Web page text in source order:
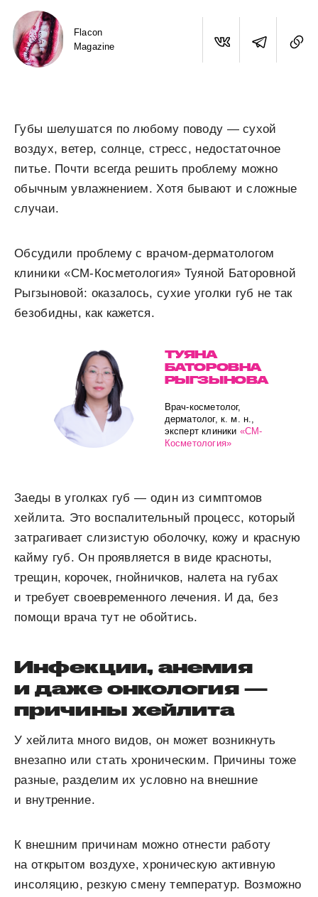
Flacon
Magazine
Губы шелушатся по любому поводу — сухой
воздух, ветер, солнце, стресс, недостаточное
питье. Почти всегда решить проблему можно
обычным увлажнением. Хотя бывают и сложные
случаи.
Обсудили проблему с врачом-дерматологом
клиники «СМ-Косметология» Туяной Баторовной
Рыгзыновой: оказалось, сухие уголки губ не так
безобидны, как кажется.
ТУЯНА
БАТОРОВНА
РЫГЗЫНОВА
Врач-косметолог,
дерматолог, к. м. н.,
эксперт клиники «СМ-
Косметология»
Заеды в уголках губ — один из симптомов
хейлита. Это воспалительный процесс, который
затрагивает слизистую оболочку, кожу и красную
кайму губ. Он проявляется в виде красноты,
трещин, корочек, гнойничков, налета на губах
и требует своевременного лечения. И да, без
помощи врача тут не обойтись.
Инфекции, анемия
и даже онкология —
причины хейлита
У хейлита много видов, он может возникнуть
внезапно или стать хроническим. Причины тоже
разные, разделим их условно на внешние
и внутренние.
К внешним причинам можно отнести работу
на открытом воздухе, хроническую активную
инсоляцию, резкую смену температур. Возможно